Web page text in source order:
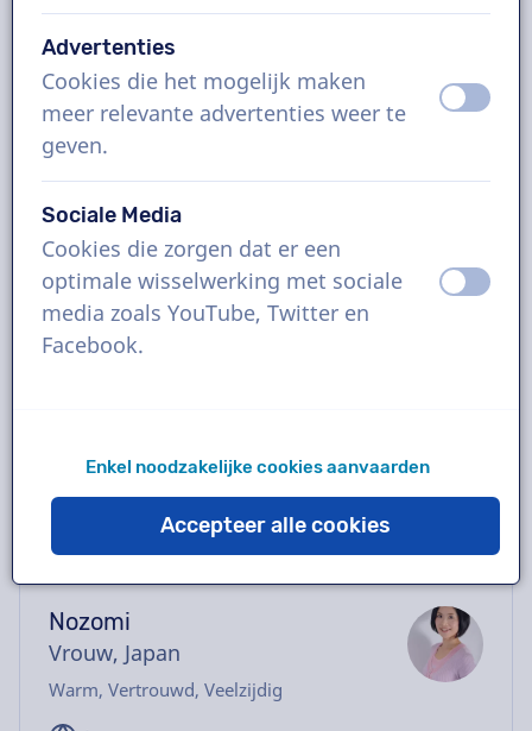
Japanse voice-overs, radio
commercial, man en vrouw
enkele klikken of vraag een gratis demo aan.
De meeste voice-overs leveren binnen 24
uur of sneller. Zodra je bestelling geplaatst is
heb je rechtstreeks contact via de chatbox
met de stemacteur. Hulp nodig met casten?
Nozomi
Vrouw, Japan
Warm, Vertrouwd, Veelzijdig
Advertenties
Cookies die het mogelijk maken
meer relevante advertenties weer te
geven.
uit aan
Sociale Media
Cookies die zorgen dat er een
optimale wisselwerking met sociale
media zoals YouTube, Twitter en
Facebook.
uit aan
Enkel noodzakelijke cookies aanvaarden
Accepteer alle cookies